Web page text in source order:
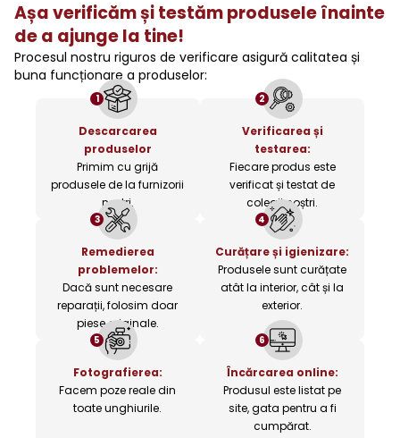
Așa verificăm și testăm produsele înainte
de a ajunge la tine!
Procesul nostru riguros de verificare asigură calitatea și
buna funcționare a produselor:
1
Descarcarea
produselor
Primim cu grijă
produsele de la furnizorii
noștri.
2
Verificarea și
testarea:
Fiecare produs este
verificat și testat de
colegii noștri.
3
Remedierea
problemelor:
Dacă sunt necesare
reparații, folosim doar
piese originale.
4
Curățare și igienizare:
Produsele sunt curățate
atât la interior, cât și la
exterior.
5
Fotografierea:
Facem poze reale din
toate unghiurile.
6
Încărcarea online:
Produsul este listat pe
site, gata pentru a fi
cumpărat.